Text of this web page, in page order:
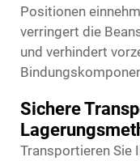
Positionen
verringert die
und verhindert
Sichere
Transportieren Sie